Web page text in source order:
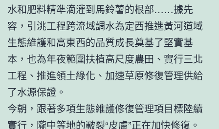
水和肥料精準滴灌到馬鈴薯的根部……據先
容，引洮工程跨流域調水為定西推進黃河道域
生態維護和高東西的品質成長奠基了堅實基
本，也為年夜範圍扶植高尺度農田、實行三北
工程、推進領土綠化、加速草原修復管理供給
了水源保證。
今朝，跟著多項生態維護修復管理項目標陸續
實行，隴中等地的皸裂“皮膚”正在加快修復。